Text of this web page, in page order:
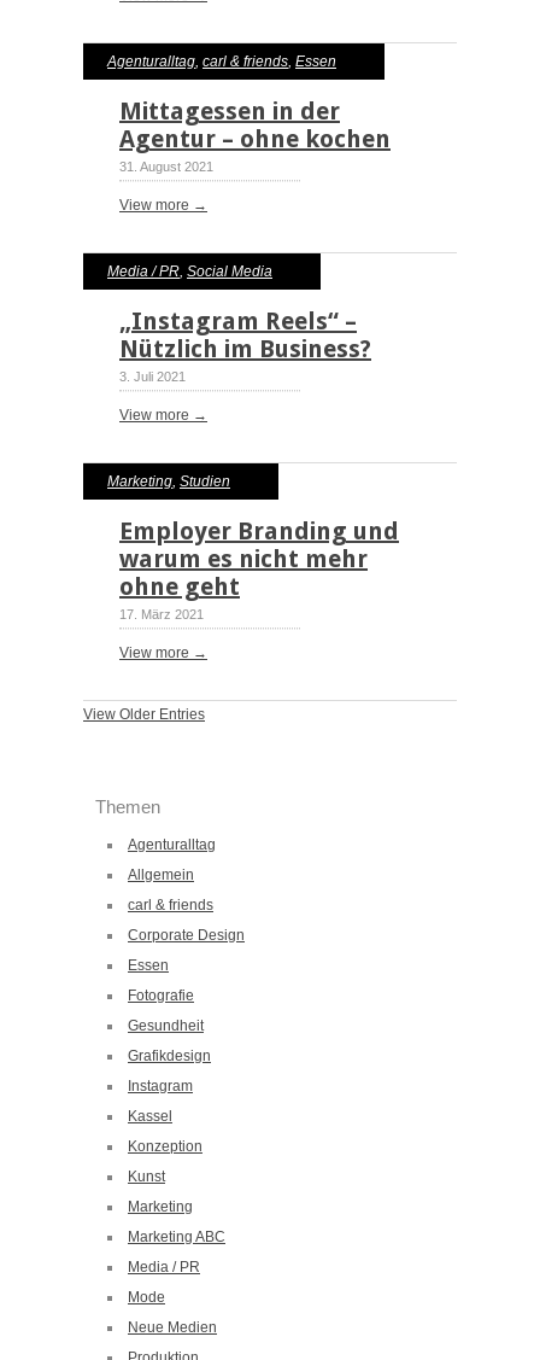
Agenturalltag, carl & friends, Essen
Mittagessen in der
Agentur – ohne kochen
31. August 2021
View more →
Media / PR, Social Media
„Instagram Reels“ –
Nützlich im Business?
3. Juli 2021
View more →
Marketing, Studien
Employer Branding und
warum es nicht mehr
ohne geht
17. März 2021
View more →
View Older Entries
Themen
Agenturalltag
Allgemein
carl & friends
Corporate Design
Essen
Fotografie
Gesundheit
Grafikdesign
Instagram
Kassel
Konzeption
Kunst
Marketing
Marketing ABC
Media / PR
Mode
Neue Medien